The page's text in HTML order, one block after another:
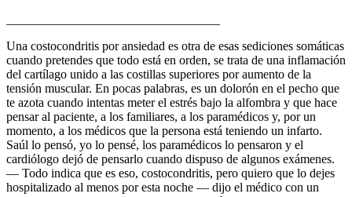
Una costocondritis por ansiedad es otra de esas sediciones somáticas
cuando pretendes que todo está en orden, se trata de una inflamación
del cartílago unido a las costillas superiores por aumento de la
tensión muscular. En pocas palabras, es un dolorón en el pecho que
te azota cuando intentas meter el estrés bajo la alfombra y que hace
pensar al paciente, a los familiares, a los paramédicos y, por un
momento, a los médicos que la persona está teniendo un infarto.
Saúl lo pensó, yo lo pensé, los paramédicos lo pensaron y el
cardiólogo dejó de pensarlo cuando dispuso de algunos exámenes.
— Todo indica que es eso, costocondritis, pero quiero que lo dejes
hospitalizado al menos por esta noche — dijo el médico con un